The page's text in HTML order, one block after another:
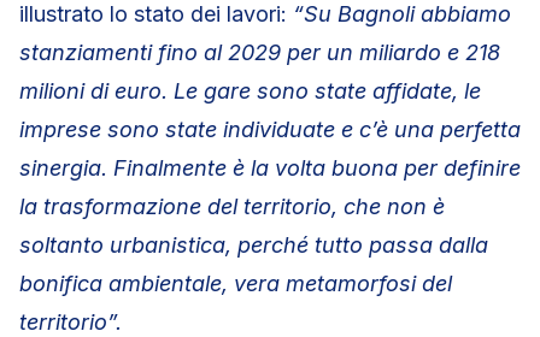
illustrato lo stato dei lavori: “Su Bagnoli abbiamo
stanziamenti fino al 2029 per un miliardo e 218
milioni di euro. Le gare sono state affidate, le
imprese sono state individuate e c’è una perfetta
sinergia. Finalmente è la volta buona per definire
la trasformazione del territorio, che non è
soltanto urbanistica, perché tutto passa dalla
bonifica ambientale, vera metamorfosi del
territorio”.